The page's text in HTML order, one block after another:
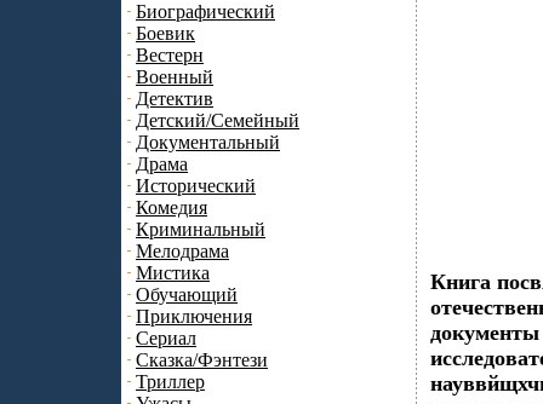
Биографический
Боевик
Вестерн
Военный
Детектив
Детский/Семейный
Документальный
Драма
Исторический
Комедия
Криминальный
Мелодрама
Мистика
Обучающий
Приключения
Сериал
Сказка/Фэнтези
Триллер
Книга
документы